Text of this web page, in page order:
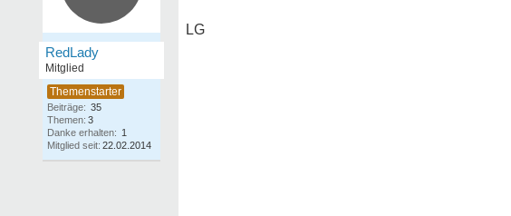
RedLady
Mitglied
Beiträge: 35
Themen: 3
Danke erhalten: 1
Mitglied seit: 22.02.2014
LG